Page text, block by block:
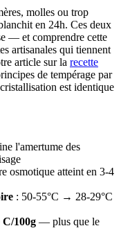
molles ou trop
en 24h. Ces deux
— et comprendre cette
artisanales qui tiennent
article sur la recette
de tempérage par
est identique
l'amertume des
osmotique atteint en 3-4
: 50-55°C → 28-29°C
100g — plus que le